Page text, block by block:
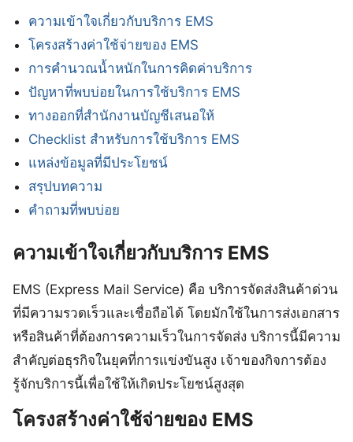
ความเข้าใจเกี่ยวกับบริการ EMS
โครงสร้างค่าใช้จ่ายของ EMS
การคำนวณน้ำหนักในการคิดค่าบริการ
ปัญหาที่พบบ่อยในการใช้บริการ EMS
ทางออกที่สำนักงานบัญชีเสนอให้
Checklist สำหรับการใช้บริการ EMS
แหล่งข้อมูลที่มีประโยชน์
สรุปบทความ
คำถามที่พบบ่อย
ความเข้าใจเกี่ยวกับบริการ EMS
EMS (Express Mail Service) คือ บริการจัดส่งสินค้าด่วน
ที่มีความรวดเร็วและเชื่อถือได้ โดยมักใช้ในการส่งเอกสาร
หรือสินค้าที่ต้องการความเร็วในการจัดส่ง บริการนี้มีความ
สำคัญต่อธุรกิจในยุคที่การแข่งขันสูง เจ้าของกิจการต้อง
รู้จักบริการนี้เพื่อใช้ให้เกิดประโยชน์สูงสุด
โครงสร้างค่าใช้จ่ายของ EMS